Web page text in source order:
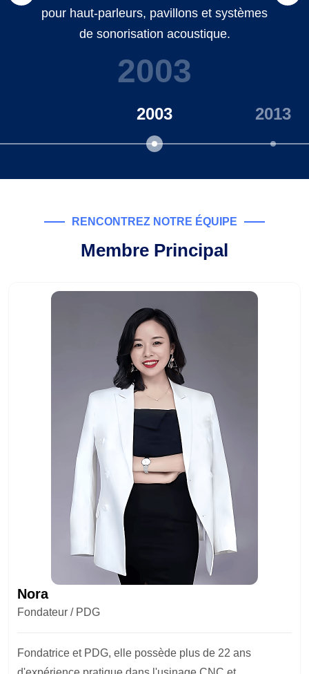
pour haut-parleurs, pavillons et systèmes
de sonorisation acoustique.
2003
2003 2013
RENCONTREZ NOTRE ÉQUIPE
Membre Principal
Nora
Fondateur / PDG
Fondatrice et PDG, elle possède plus de 22 ans